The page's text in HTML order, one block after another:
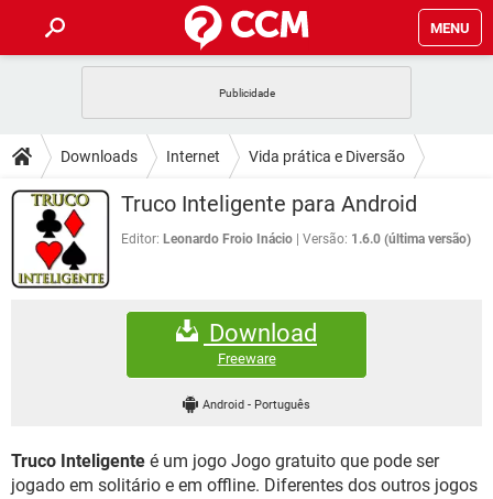
MENU
CELULAR FACEBOOK
OUTLOOK EXCEL
INSTAGRAM GMAIL
GUIA DE COMPRAS
DICAS
JOGOS
CELULAR FACEBOOK
OUTLOOK
DOWNLOADS
JOGOS WHATSAPP
CELULAR
EXCEL
GMAIL
FÓRUM
FACEBOOK
EXCEL
GMAIL
WHATSAPP
INSTAGRAM GMAIL
Downloads Internet Vida prática e Diversão
Truco Inteligente para Android
Editor: Leonardo Froio Inácio Versão: 1.6.0 (última versão)
Download
Freeware
Android - Português
Truco Inteligente é um jogo Jogo gratuito que pode ser
jogado em solitário e em offline. Diferentes dos outros jogos